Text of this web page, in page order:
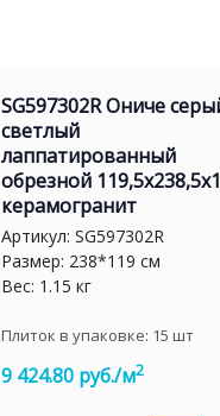
SG597302R Ониче
светлый
лаппатированный
обрезной
керамогранит
Артикул: SG597302R
Размер: 238*119 см
Вес: 1.15 кг
Плиток в упаковке: 15 шт
9 424.80 руб./м2